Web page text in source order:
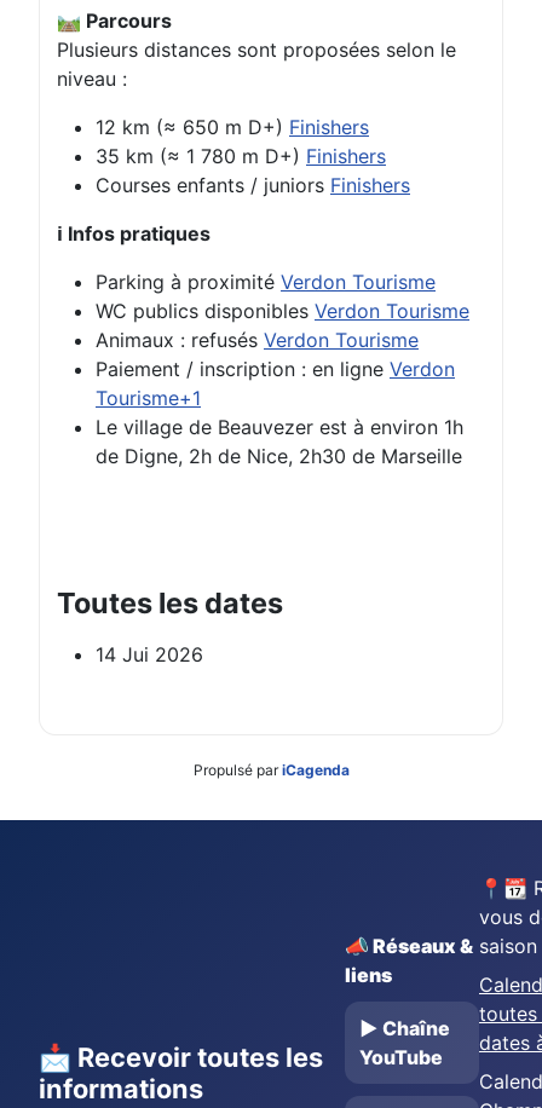
🛤️ Parcours
Plusieurs distances sont proposées selon le
niveau :
12 km (≈ 650 m D+) Finishers
35 km (≈ 1 780 m D+) Finishers
Courses enfants / juniors Finishers
ℹ️ Infos pratiques
Parking à proximité Verdon Tourisme
WC publics disponibles Verdon Tourisme
Animaux : refusés Verdon Tourisme
Paiement / inscription : en ligne Verdon
Tourisme+1
Le village de Beauvezer est à environ 1h
de Digne, 2h de Nice, 2h30 de Marseille
Toutes les dates
14 Jui 2026
Propulsé pariCagenda
📩 Recevoir toutes les
informations
📣 Réseaux &
liens
▶️ Chaîne
YouTube
📍📆
vous
saison
toutes
dates